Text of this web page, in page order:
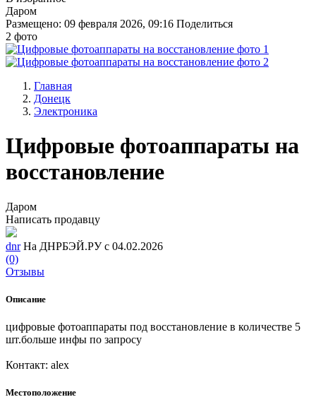
Даром
Размещено: 09 февраля 2026, 09:16 Поделиться
2 фото
Главная
Донецк
Электроника
Цифровые фотоаппараты на
восстановление
Даром
Написать продавцу
dnr На ДНРБЭЙ.РУ с 04.02.2026
(0)
Отзывы
Описание
цифровые фотоаппараты под восстановление в количестве 5
шт.больше инфы по запросу
Контакт: alex
Местоположение